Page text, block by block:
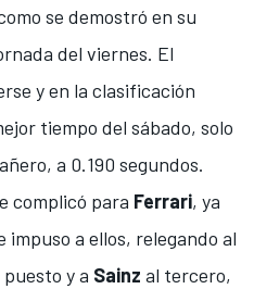
se demostró en su
del viernes. El
yen la clasificación
tiempo del sábado, solo
a 0.190 segundos.
complicó para Ferrari, ya
impuso a ellos, relegando al
y a Sainz al tercero,